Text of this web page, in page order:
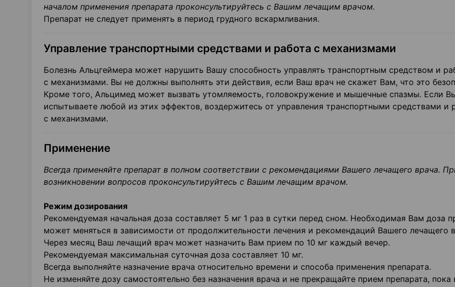
началом применения препарата проконсультируйтесь с Вашим лечащим врачом.
Препарат не следует применять в период грудного вскармливания.
Управление транспортными средствами и работа с механизмами
Болезнь Альцгеймера может нарушить Вашу способность управлять транспортным средством и
с механизмами. Вы не должны выполнять эти действия, если Ваш врач не скажет Вам, что это
Кроме того, Альцимед может вызвать утомляемость, головокружение и мышечные спазмы. Если
испытываете любой из этих эффектов, воздержитесь от управления транспортными средствами и
с механизмами.
Применение
Всегда применяйте препарат в полном соответствии с рекомендациями Вашего лечащего врача.
возникновении вопросов проконсультируйтесь с Вашим лечащим врачом.
Режим дозирования
Рекомендуемая начальная доза составляет 5 мг 1 раз в сутки перед сном. Необходимая Вам доза
может меняться в зависимости от продолжительности лечения и рекомендаций Вашего лечащего
Через месяц Ваш лечащий врач может назначить Вам прием по 10 мг каждый вечер.
Рекомендуемая максимальная суточная доза составляет 10 мг.
Всегда выполняйте назначение врача относительно времени и способа применения препарата.
Не изменяйте дозу самостоятельно без назначения врача и не прекращайте прием препарата, пока